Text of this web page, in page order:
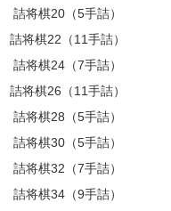
詰将棋20（5手詰）
詰将棋22（11手詰）
詰将棋24（7手詰）
詰将棋26（11手詰）
詰将棋28（5手詰）
詰将棋30（5手詰）
詰将棋32（7手詰）
詰将棋34（9手詰）